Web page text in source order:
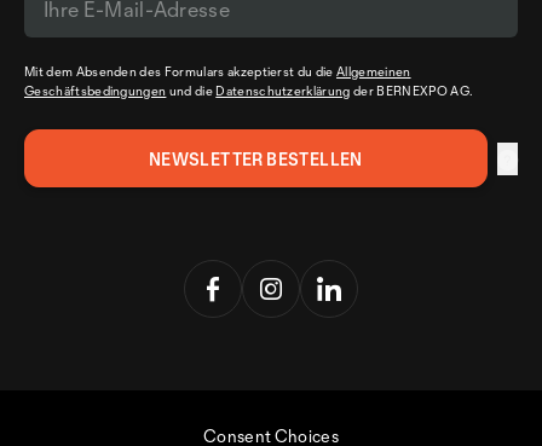
Mit dem Absenden des Formulars akzeptierst du dieAllgemeinen
Geschäftsbedingungen und die Datenschutzerklärung der BERNEXPO AG.
Consent Choices